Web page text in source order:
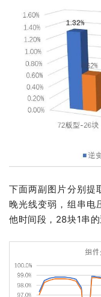
下面两副图片分别提
晚光线变弱，组串电
他时间段，28块1串